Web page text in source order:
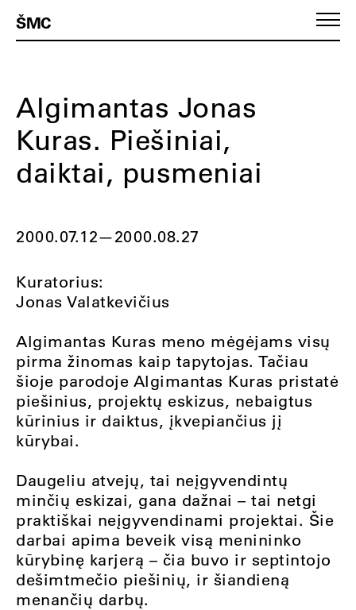
ŠMC
Algimantas Jonas
Kuras. Piešiniai,
daiktai, pusmeniai
2000.07.12—2000.08.27
Kuratorius:
Jonas Valatkevičius
Algimantas Kuras meno mėgėjams visų
pirma žinomas kaip tapytojas. Tačiau
šioje parodoje Algimantas Kuras pristatė
piešinius, projektų eskizus, nebaigtus
kūrinius ir daiktus, įkvepiančius jį
kūrybai.
Daugeliu atvejų, tai neįgyvendintų
minčių eskizai, gana dažnai – tai netgi
praktiškai neįgyvendinami projektai. Šie
darbai apima beveik visą menininko
kūrybinę karjerą – čia buvo ir septintojo
dešimtmečio piešinių, ir šiandieną
menančių darbų.